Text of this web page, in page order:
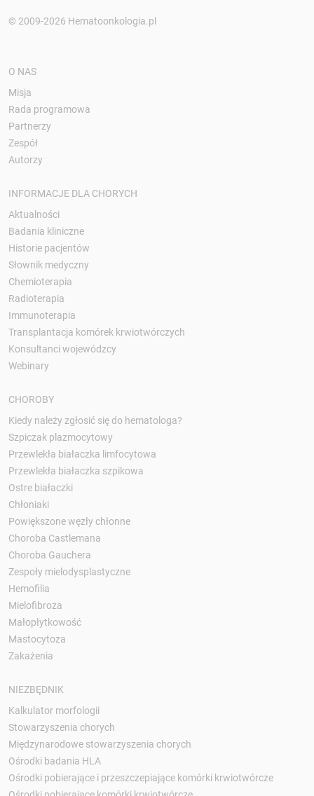
© 2009-2026 Hematoonkologia.pl
O NAS
Misja
Rada programowa
Partnerzy
Zespół
Autorzy
INFORMACJE DLA CHORYCH
Aktualności
Badania kliniczne
Historie pacjentów
Słownik medyczny
Chemioterapia
Radioterapia
Immunoterapia
Transplantacja komórek krwiotwórczych
Konsultanci wojewódzcy
Webinary
CHOROBY
Kiedy należy zgłosić się do hematologa?
Szpiczak plazmocytowy
Przewlekła białaczka limfocytowa
Przewlekła białaczka szpikowa
Ostre białaczki
Chłoniaki
Powiększone węzły chłonne
Choroba Castlemana
Choroba Gauchera
Zespoły mielodysplastyczne
Hemofilia
Mielofibroza
Małopłytkowość
Mastocytoza
Zakażenia
NIEZBĘDNIK
Kalkulator morfologii
Stowarzyszenia chorych
Międzynarodowe stowarzyszenia chorych
Ośrodki badania HLA
Ośrodki pobierające i przeszczepiające komórki krwiotwórcze